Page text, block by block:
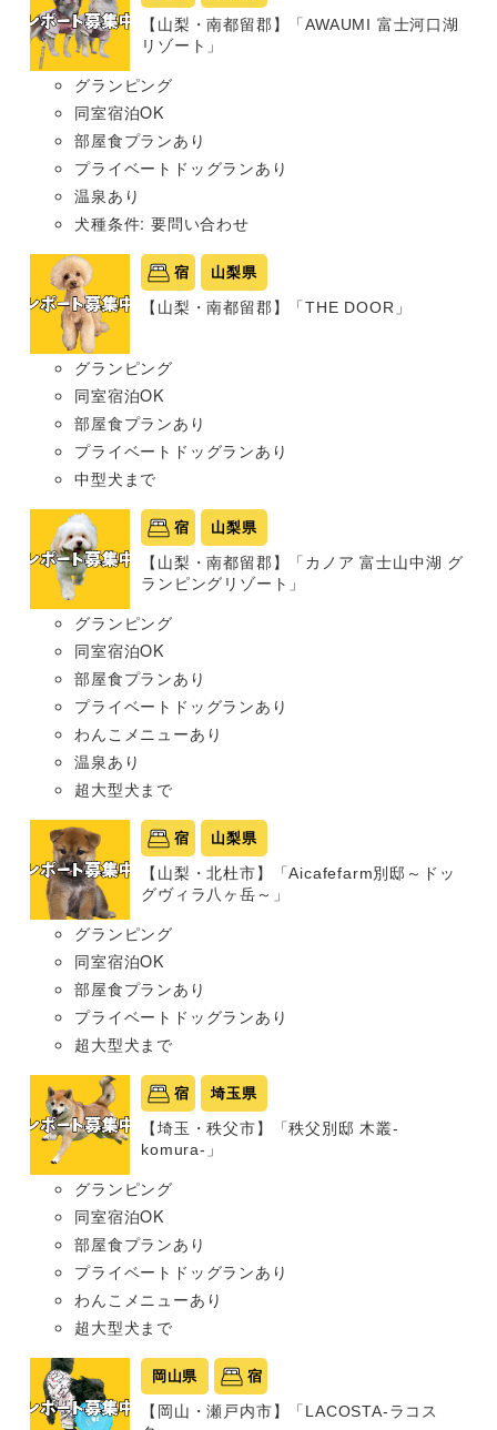
【山梨・南都留郡】「AWAUMI 富士河口湖
リゾート」
グランピング
同室宿泊OK
部屋食プランあり
プライベートドッグランあり
温泉あり
犬種条件: 要問い合わせ
宿 山梨県
【山梨・南都留郡】「THE DOOR」
グランピング
同室宿泊OK
部屋食プランあり
プライベートドッグランあり
中型犬まで
宿 山梨県
【山梨・南都留郡】「カノア 富士山中湖 グ
ランピングリゾート」
グランピング
同室宿泊OK
部屋食プランあり
プライベートドッグランあり
わんこメニューあり
温泉あり
超大型犬まで
宿 山梨県
【山梨・北杜市】「Aicafefarm別邸～ドッ
グヴィラ八ヶ岳～」
グランピング
同室宿泊OK
部屋食プランあり
プライベートドッグランあり
超大型犬まで
宿 埼玉県
【埼玉・秩父市】「秩父別邸 木叢-
komura-」
グランピング
同室宿泊OK
部屋食プランあり
プライベートドッグランあり
わんこメニューあり
超大型犬まで
岡山県 宿
【岡山・瀬戸内市】「LACOSTA-ラコス